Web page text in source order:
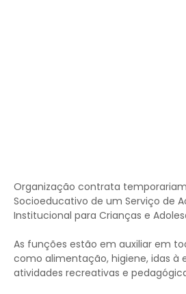
Organização contrata
Socioeducativo de um Serviço de
Institucional para Crianças e
As funções estão em auxiliar em
como alimentação, higiene, idas à
atividades recreativas e